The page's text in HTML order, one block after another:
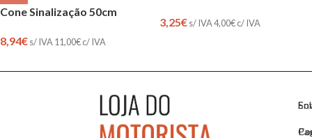
Cone Sinalização 50cm
8,94€s/ IVA 11,00€c/ IVA
3,25€s/ IVA4,00€c/ IVA